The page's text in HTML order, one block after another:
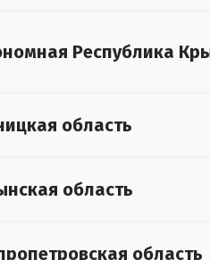
Республика
область
область
область